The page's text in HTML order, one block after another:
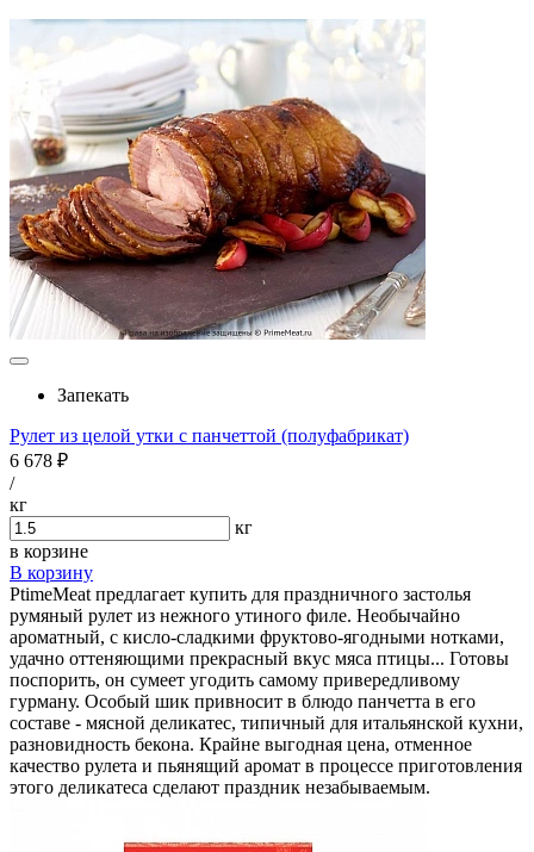
Запекать
Рулет из целой утки с панчеттой (полуфабрикат)
6 678 ₽
/
кг
кг
в корзине
В корзину
PtimeMeat предлагает купить для праздничного застолья
румяный рулет из нежного утиного филе. Необычайно
ароматный, с кисло-сладкими фруктово-ягодными нотками,
удачно оттеняющими прекрасный вкус мяса птицы... Готовы
поспорить, он сумеет угодить самому привередливому
гурману. Особый шик привносит в блюдо панчетта в его
составе - мясной деликатес, типичный для итальянской кухни,
разновидность бекона. Крайне выгодная цена, отменное
качество рулета и пьянящий аромат в процессе приготовления
этого деликатеса сделают праздник незабываемым.